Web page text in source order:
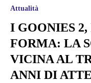
Attualità
I GOONIES
FORMA: LA
VICINA AL
ANNI DI